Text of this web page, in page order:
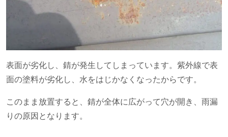
表面が劣化し、錆が発生してしまっています。紫外線で表
面の塗料が劣化し、水をはじかなくなったからです。
このまま放置すると、錆が全体に広がって穴が開き、雨漏
りの原因となります。